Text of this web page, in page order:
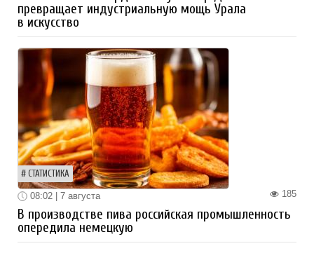
превращает индустриальную мощь Урала
в искусство
СТАТИСТИКА
185
08:02 | 7 августа
В производстве пива российская промышленность
опередила немецкую